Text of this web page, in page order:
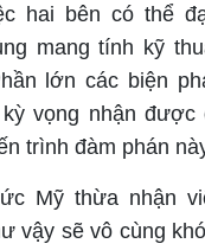
hai bên có thể
mang tính kỹ
lớn các biện
vọng nhận được
trình đàm phán
Mỹ thừa nhận
vậy sẽ vô cùng